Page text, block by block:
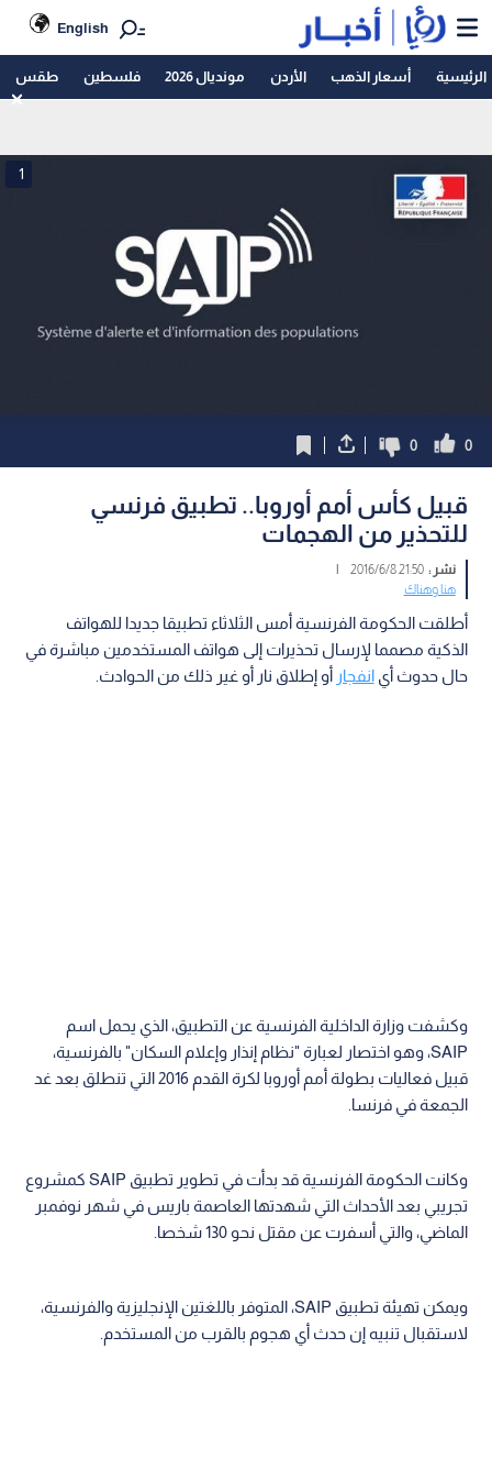
English
الرئيسية أسعار الذهب الأردن مونديال 2026 فلسطين طقس
1
0
0
قبيل كأس أمم أوروبا.. تطبيق فرنسي
للتحذير من الهجمات
نشر :21:50 2016/6/8
|
هنا وهناك
أطلقت الحكومة الفرنسية أمس الثلاثاء تطبيقا جديدا للهواتف
الذكية مصمما لإرسال تحذيرات إلى هواتف المستخدمين مباشرة في
حال حدوث أيانفجار أو إطلاق نار أو غير ذلك من الحوادث.
وكشفت وزارة الداخلية الفرنسية عن التطبيق، الذي يحمل اسم
SAIP، وهو اختصار لعبارة "نظام إنذار وإعلام السكان" بالفرنسية،
قبيل فعاليات بطولة أمم أوروبا لكرة القدم 2016 التي تنطلق بعد غد
الجمعة في فرنسا.
وكانت الحكومة الفرنسية قد بدأت في تطوير تطبيق SAIP كمشروع
تجريبي بعد الأحداث التي شهدتها العاصمة باريس في شهر نوفمبر
الماضي، والتي أسفرت عن مقتل نحو 130 شخصا.
ويمكن تهيئة تطبيق SAIP، المتوفر باللغتين الإنجليزية والفرنسية،
لاستقبال تنبيه إن حدث أي هجوم بالقرب من المستخدم.